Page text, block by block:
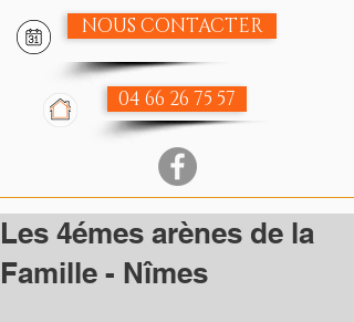
04 66 26 75 57
NOUS CONTACTER
Les 4émes arènes de la
Famille - Nîmes